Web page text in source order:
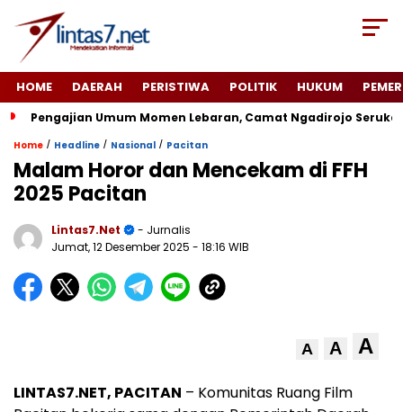
HOME DAERAH PERISTIWA POLITIK HUKUM
Pengajian Umum Momen Lebaran, Camat Ngadirojo
Home / Headline / Nasional / Pacitan
Malam Horor dan Mencekam di FFH
2025 Pacitan
Lintas7.net
- Jurnalis
Jumat, 12 Desember 2025 - 18:16 WIB
A A A
LINTAS7.NET, PACITAN – Komunitas Ruang Film